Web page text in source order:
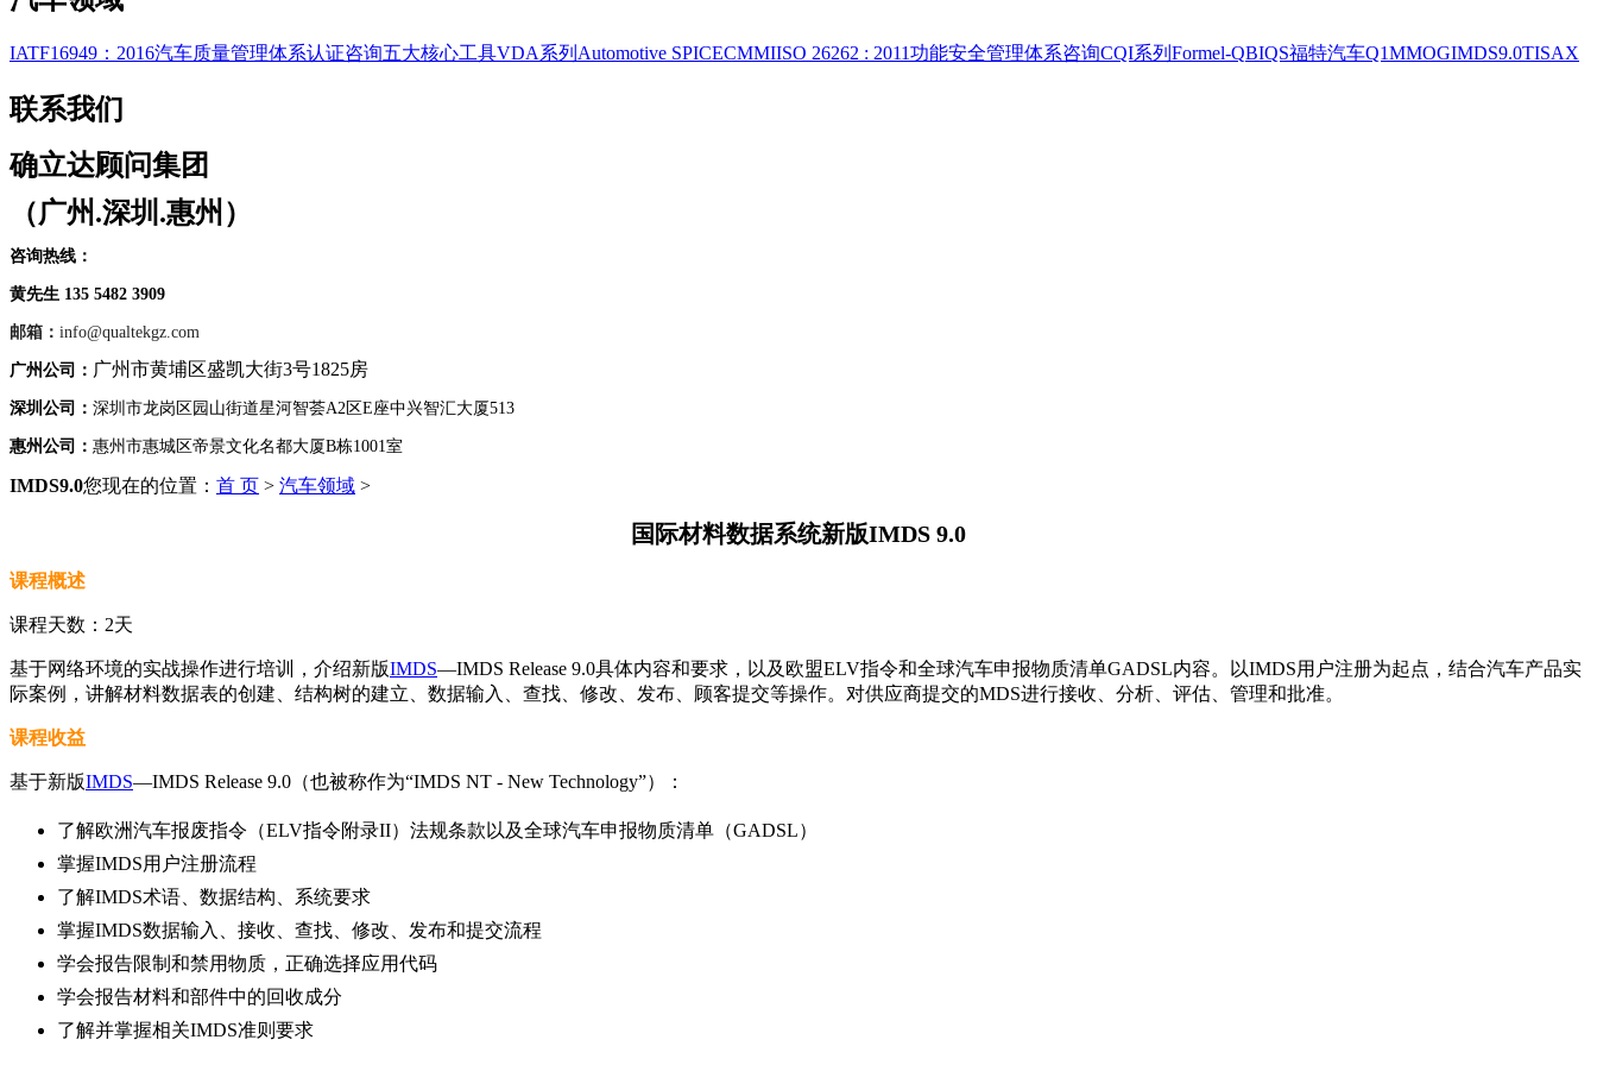
IATF16949：2016汽车质量管理体系认证咨询五大核心工具VDA系列 Automotive SPICECMMIISO 26262 : 2011功能安全管理体系咨询CQI系列 Formel-QBIQS福特汽车Q1MMOGIMDS9.0TISAX
联系我们
确立达顾问集团
（广州.深圳.惠州）
咨询热线：
黄先生 135 5482 3909
邮箱： info@qualtekgz.com
广州公司： 广州市黄埔区盛凯大街3号1825房
深圳公司： 深圳市龙岗区园山街道星河智荟A2区E座中兴智汇大厦513
惠州公司： 惠州市惠城区帝景文化名都大厦B栋1001室
IMDS9.0您现在的位置： 首 页 > 汽车领域 >
国际材料数据系统新版IMDS 9.0
课程概述
课程天数：2天
基于网络环境的实战操作进行培训，介绍新版IMDS—IMDS Release 9.0具体内容和要求，以及欧盟ELV指令和全球汽车申报物质清单GADSL内容。以IMDS用户注册为起点，结合汽车产品实
际案例，讲解材料数据表的创建、结构树的建立、数据输入、查找、修改、发布、顾客提交等操作。对供应商提交的MDS进行接收、分析、评估、管理和批准。
课程收益
基于新版IMDS—IMDS Release 9.0（也被称作为“IMDS NT - New Technology”）：
了解欧洲汽车报废指令（ELV指令附录II）法规条款以及全球汽车申报物质清单（GADSL）
掌握IMDS用户注册流程
了解IMDS术语、数据结构、系统要求
掌握IMDS数据输入、接收、查找、修改、发布和提交流程
学会报告限制和禁用物质，正确选择应用代码
学会报告材料和部件中的回收成分
了解并掌握相关IMDS准则要求